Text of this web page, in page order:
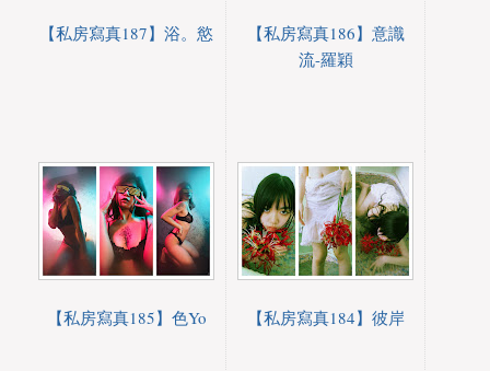
【私房寫真187】浴。慾
【私房寫真186】意識
流-羅穎
【私房寫真185】色Yo 【私房寫真184】彼岸